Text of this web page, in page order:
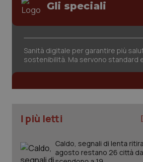
Gli speciali
Sanità digitale per garantire più
sostenibilità. Ma servono standard
I più letti
Caldo, segnali di lenta
agosto restano 26 città
CookieScriptConsent